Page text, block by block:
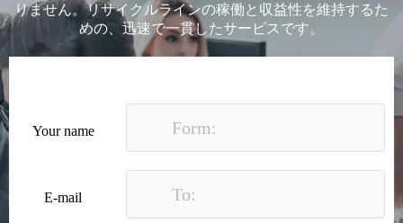
りません。リサイクルラインの稼働と収益性を維持するた
めの、迅速で一貫したサービスです。
Your name
E-mail